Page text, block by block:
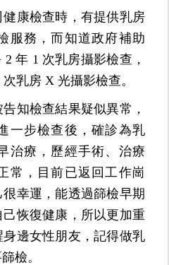
康檢查時，有提供乳房
服務，而知道政府補助
年 1 次乳房攝影檢查，
乳房 X 光攝影檢查。
知檢查結果疑似異常，
一步檢查後，確診為乳
治療，歷經手術、治療
常，目前已返回工作崗
幸運，能透過篩檢早期
恢復健康，所以更加重
邊女性朋友，記得做乳
檢。